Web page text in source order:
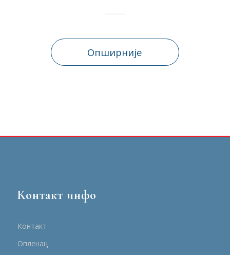
Опширније
Контакт инфо
Контакт
Опленац